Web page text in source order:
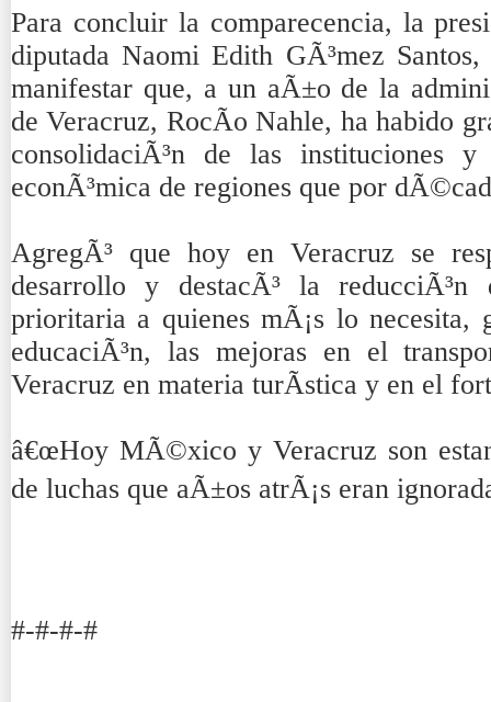
Para concluir la comparecencia, la
diputada Naomi Edith GÃ³mez
manifestar que, a un aÃ±o de la
de Veracruz, RocÃ­o Nahle, ha habido
consolidaciÃ³n de las instituciones
econÃ³mica de regiones que por
AgregÃ³ que hoy en Veracruz se
desarrollo y destacÃ³ la
prioritaria a quienes mÃ¡s lo necesita,
educaciÃ³n, las mejoras en el
Veracruz en materia turÃ­stica y en el
â€œHoy MÃ©xico y Veracruz son
de luchas que aÃ±os atrÃ¡s eran
#-#-#-#